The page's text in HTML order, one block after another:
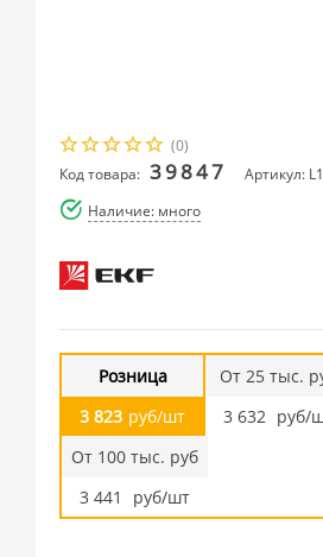
(0)
Код товара: 39847
Артикул:
Наличие: много
Розница
3 823 руб/шт
От 25 тыс.
3 632 руб/
От 100 тыс. руб
3 441
руб/шт